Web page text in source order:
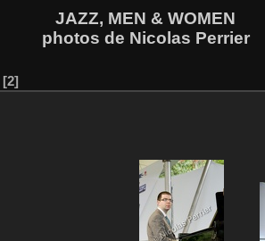
JAZZ, MEN & WOMEN
photos de Nicolas Perrier
2